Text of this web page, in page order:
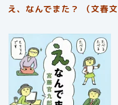
え、なんでまた？ （文春